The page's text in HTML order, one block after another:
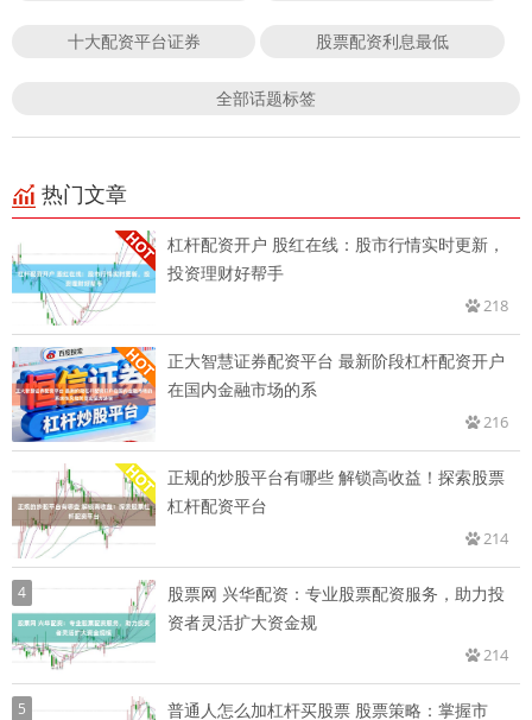
十大配资平台证券 股票配资利息最低
全部话题标签
热门文章
杠杆配资开户 股红在线：股市行情实时更新，
投资理财好帮手
218
正大智慧证券配资平台 最新阶段杠杆配资开户
在国内金融市场的系
216
正规的炒股平台有哪些 解锁高收益！探索股票
杠杆配资平台
214
4
股票网 兴华配资：专业股票配资服务，助力投
资者灵活扩大资金规
214
5 普通人怎么加杠杆买股票 股票策略：掌握市